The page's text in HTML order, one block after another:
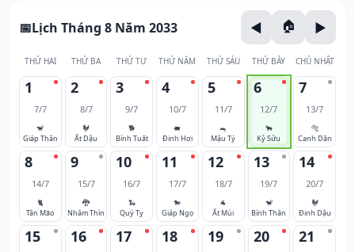
Lịch Tháng 8 Năm 2033
THỨ HAI THỨ BA THỨ TƯ THỨ NĂM THỨ SÁU THỨ BẢY CHỦ NHẬT
1
7/7
🐒
Giáp Thân
2
8/7
🐓
Ất Dậu
3
9/7
🐕
Bính Tuất
4
10/7
🐖
Đinh Hợi
5
11/7
🐀
Mậu Tý
6
12/7
🐂
Kỷ Sửu
7
13/7
🐅
Canh Dần
8
14/7
🐈
Tân Mão
9
15/7
🐉
Nhâm Thìn
10
16/7
🐍
Quý Tỵ
11
17/7
🐎
Giáp Ngọ
12
18/7
🐐
Ất Mùi
13
19/7
🐒
Bính Thân
14
20/7
🐓
Đinh Dậu
15 16 17 18 19 20 21